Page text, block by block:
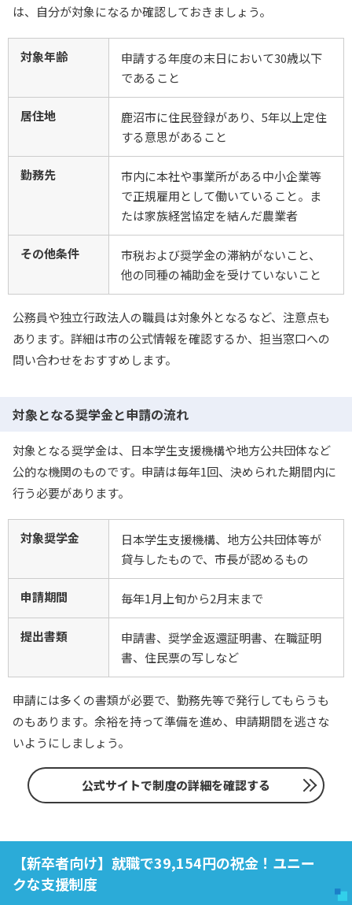
は、自分が対象になるか確認しておきましょう。
対象年齢
申請する年度の末日において30歳以下
であること
居住地
鹿沼市に住民登録があり、5年以上定住
する意思があること
勤務先
市内に本社や事業所がある中小企業等
で正規雇用として働いていること。ま
たは家族経営協定を結んだ農業者
その他条件
市税および奨学金の滞納がないこと、
他の同種の補助金を受けていないこと
公務員や独立行政法人の職員は対象外となるなど、注意点も
あります。詳細は市の公式情報を確認するか、担当窓口への
問い合わせをおすすめします。
対象となる奨学金と申請の流れ
対象となる奨学金は、日本学生支援機構や地方公共団体など
公的な機関のものです。申請は毎年1回、決められた期間内に
行う必要があります。
対象奨学金
日本学生支援機構、地方公共団体等が
貸与したもので、市長が認めるもの
申請期間 毎年1月上旬から2月末まで
提出書類
申請書、奨学金返還証明書、在職証明
書、住民票の写しなど
申請には多くの書類が必要で、勤務先等で発行してもらうも
のもあります。余裕を持って準備を進め、申請期間を逃さな
いようにしましょう。
公式サイトで制度の詳細を確認する
【新卒者向け】就職で39,154円の祝金！ユニー
クな支援制度